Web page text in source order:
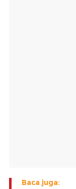
Baca juga: